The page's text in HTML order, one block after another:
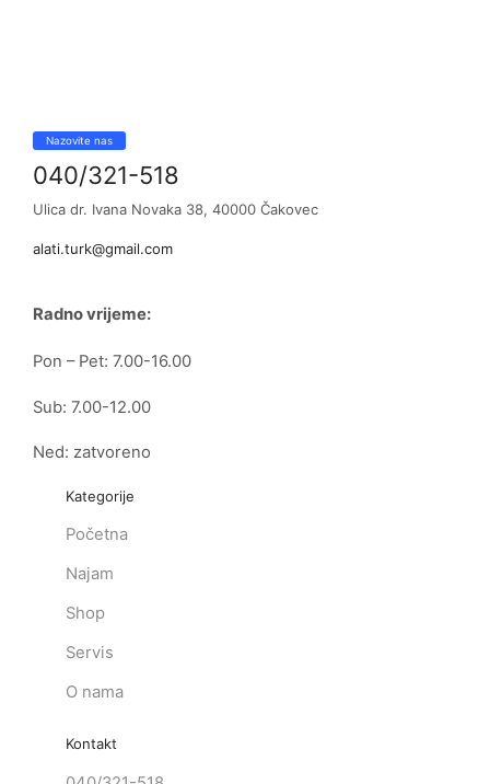
Nazovite nas
040/321-518
Ulica dr. Ivana Novaka 38, 40000 Čakovec
alati.turk@gmail.com
Radno vrijeme:
Pon – Pet: 7.00-16.00
Sub: 7.00-12.00
Ned: zatvoreno
Kategorije
Početna
Najam
Shop
Servis
O nama
Kontakt